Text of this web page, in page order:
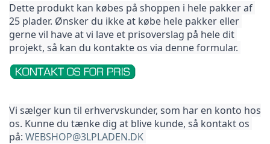
Dette produkt kan købes på shoppen i hele pakker af
25 plader. Ønsker du ikke at købe hele pakker eller
gerne vil have at vi lave et prisoverslag på hele dit
projekt, så kan du kontakte os via denne formular.
Vi sælger kun til erhvervskunder, som har en konto hos
os. Kunne du tænke dig at blive kunde, så kontakt os
på: WEBSHOP@3LPLADEN.DK